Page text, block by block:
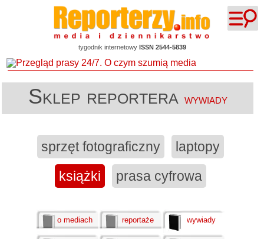
tygodnik internetowy ISSN 2544-5839
Sklep reportera wywiady
sprzęt fotograficzny
laptopy
książki
prasa cyfrowa
o mediach reportaże wywiady